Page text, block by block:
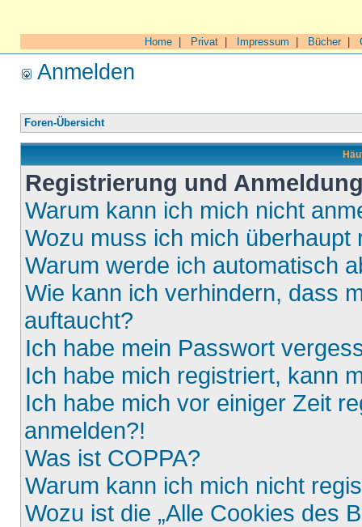
Home Privat Impressum Bücher|
Anmelden
Foren-Übersicht
Registrierung und
Warum kann ich mich nicht
Wozu muss ich mich überhaupt
Warum werde ich automatisch
Wie kann ich verhindern, dass
auftaucht?
Ich habe mein Passwort
Ich habe mich registriert, kann
Ich habe mich vor einiger Zeit
anmelden?!
Was ist COPPA?
Warum kann ich mich nicht
Wozu ist die „Alle Cookies des